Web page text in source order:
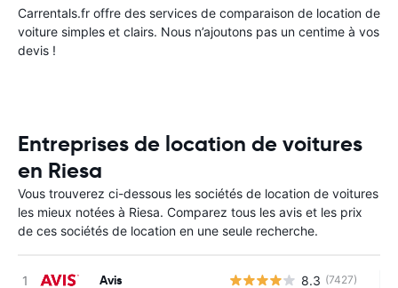
Carrentals.fr offre des services de comparaison de location de
voiture simples et clairs. Nous n’ajoutons pas un centime à vos
devis !
Entreprises de location de voitures
en Riesa
Vous trouverez ci-dessous les sociétés de location de voitures
les mieux notées à Riesa. Comparez tous les avis et les prix
de ces sociétés de location en une seule recherche.
Avis 8.3 (7427)